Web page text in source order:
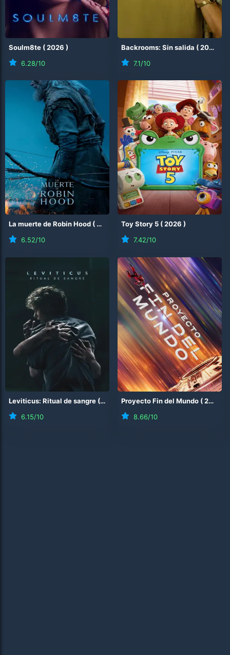
Soulm8te (2026 )
6.28/10
Backrooms: Sin salida (2026
7.1/10
La muerte de Robin Hood ( 2026
6.52/10
Toy Story 5 (2026 )
7.42/10
Leviticus: Ritual de sangre ( 2026
)
6.15/10
Proyecto Fin del Mundo (2026
8.66/10